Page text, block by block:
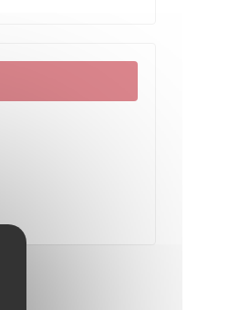
Masquer le bandeau des cookies